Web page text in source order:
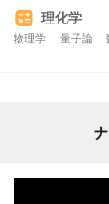
理化学
物理学 量子論